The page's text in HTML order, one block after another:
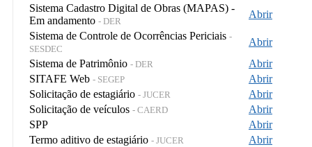
Sistema Cadastro Digital de Obras (MAPAS) -
Em andamento - DER
Abrir
Sistema de Controle de Ocorrências Periciais -
SESDEC
Abrir
Sistema de Patrimônio - DER
Abrir
SITAFE Web - SEGEP
Abrir
Solicitação de estagiário - JUCER
Abrir
Solicitação de veículos - CAERD
Abrir
SPP
Abrir
Termo aditivo de estagiário - JUCER
Abrir